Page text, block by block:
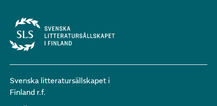
Svenska litteratursällskapet i
Finland r.f.